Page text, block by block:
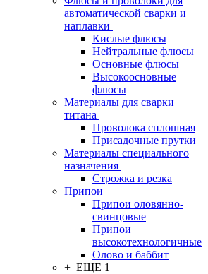
автоматической сварки и
наплавки
Кислые флюсы
Нейтральные флюсы
Основные флюсы
Высокоосновные
флюсы
Материалы для сварки
титана
Проволока сплошная
Присадочные прутки
Материалы специального
назначения
Строжка и резка
Припои
Припои оловянно-
свинцовые
Припои
высокотехнологичные
Олово и баббит
+ ЕЩЕ 1